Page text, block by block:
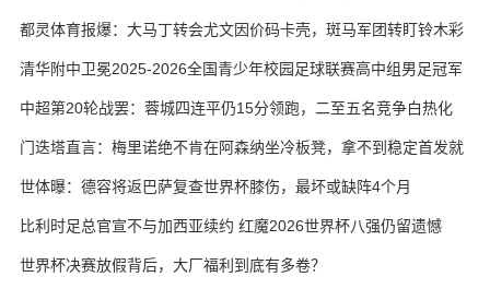
都灵体育报爆：大马丁转会尤文因价码卡壳，斑马军团转盯铃木彩
艳与维卡里奥
清华附中卫冕2025-2026全国青少年校园足球联赛高中组男足冠军
中超第20轮战罢：蓉城四连平仍15分领跑，二至五名竞争白热化
门迭塔直言：梅里诺绝不肯在阿森纳坐冷板凳，拿不到稳定首发就
考虑另寻出路
世体曝：德容将返巴萨复查世界杯膝伤，最坏或缺阵4个月
比利时足总官宣不与加西亚续约 红魔2026世界杯八强仍留遗憾
世界杯决赛放假背后，大厂福利到底有多卷？